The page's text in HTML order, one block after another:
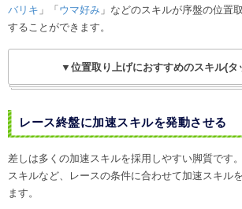
バリキ 」「 ウマ好み 」などのスキルが序盤の位置
することができます。
▼位置取り上げにおすすめのスキル(タ
レース終盤に加速スキルを発動させる
差しは多くの加速スキルを採用しやすい脚質です
スキルなど、レースの条件に合わせて加速スキル
ます。